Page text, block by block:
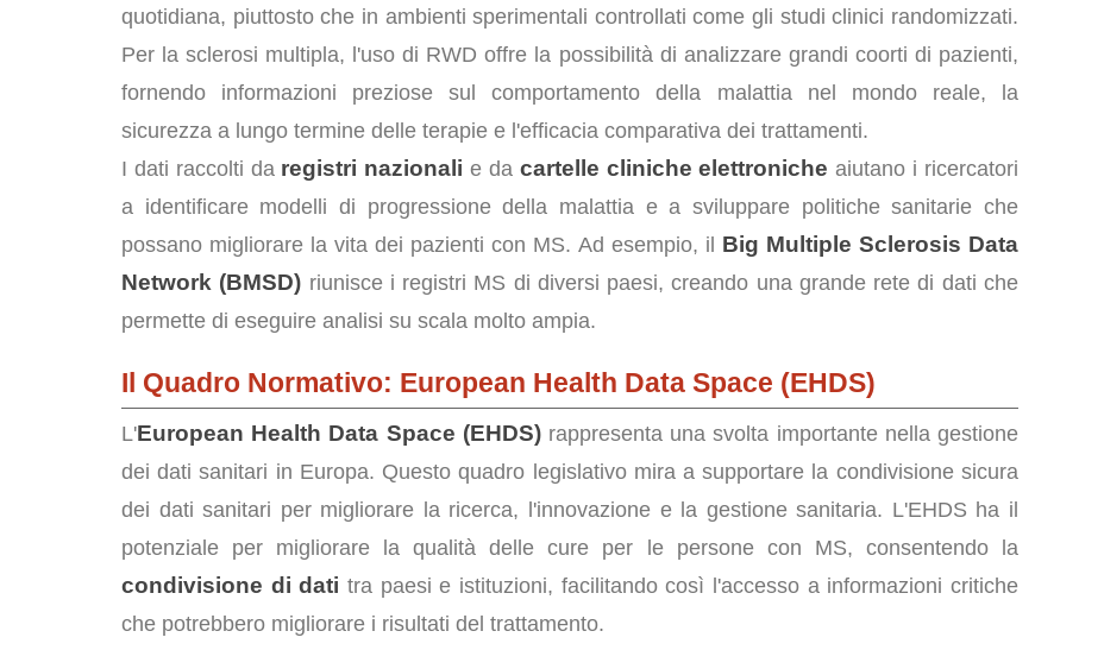
quotidiana, piuttosto che in ambienti sperimentali controllati come gli studi clinici randomizzati.
Per la sclerosi multipla, l'uso di RWD offre la possibilità di analizzare grandi coorti di pazienti,
fornendo informazioni preziose sul comportamento della malattia nel mondo reale, la
sicurezza a lungo termine delle terapie e l'efficacia comparativa dei trattamenti.
I dati raccolti da registri nazionali e da cartelle cliniche elettroniche aiutano i ricercatori
a identificare modelli di progressione della malattia e a sviluppare politiche sanitarie che
possano migliorare la vita dei pazienti con MS. Ad esempio, il Big Multiple Sclerosis Data
Network (BMSD) riunisce i registri MS di diversi paesi, creando una grande rete di dati che
permette di eseguire analisi su scala molto ampia.
Il Quadro Normativo: European Health Data Space (EHDS)
L'European Health Data Space (EHDS)rappresenta una svolta importante nella gestione
dei dati sanitari in Europa. Questo quadro legislativo mira a supportare la condivisione sicura
dei dati sanitari per migliorare la ricerca, l'innovazione e la gestione sanitaria. L'EHDS ha il
potenziale per migliorare la qualità delle cure per le persone con MS, consentendo la
condivisione di dati tra paesi e istituzioni, facilitando così l'accesso a informazioni critiche
che potrebbero migliorare i risultati del trattamento.